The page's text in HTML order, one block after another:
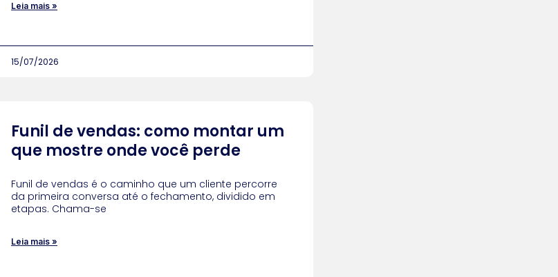
Leia mais »
15/07/2026
Funil de vendas: como montar um
que mostre onde você perde
Funil de vendas é o caminho que um cliente percorre
da primeira conversa até o fechamento, dividido em
etapas. Chama-se
Leia mais »